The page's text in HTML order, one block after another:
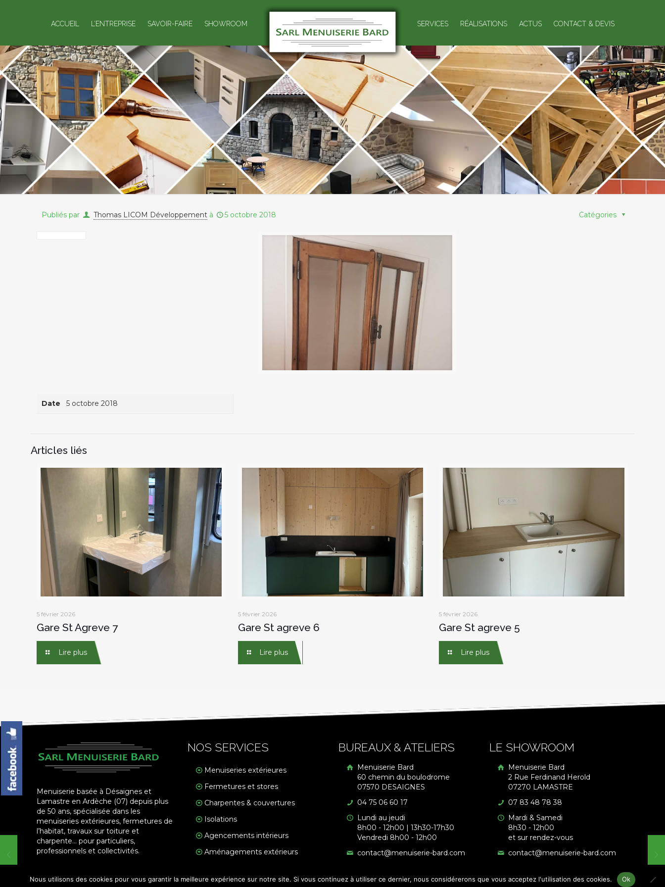
ACCUEIL L’ENTREPRISE SAVOIR-FAIRE SHOWROOM SERVICES RÉALISATIONS ACTUS CONTACT & DEVIS
Publiés par Thomas LICOM Développement à 5 octobre 2018 Catégories
Date 5 octobre 2018
Articles liés
5 février 2026
Gare St Agreve 7
Lire plus
5 février 2026
Gare St agreve 6
Lire plus
5 février 2026
Gare St agreve 5
Lire plus
Menuiserie basée à Désaignes et
Lamastre en Ardèche (07) depuis plus
de 50 ans, spécialisée dans les
menuiseries extérieures, fermetures de
l’habitat, travaux sur toiture et
charpente… pour particuliers,
professionnels et collectivités.
NOS SERVICES
Menuiseries extérieures
Fermetures et stores
Charpentes & couvertures
Isolations
Agencements intérieurs
Aménagements extérieurs
BUREAUX & ATELIERS
Menuiserie Bard
60 chemin du boulodrome
07570 DESAIGNES
04 75 06 60 17
Lundi au jeudi
8h00 - 12h00 | 13h30-17h30
Vendredi 8h00 - 12h00
contact@menuiserie-bard.com
LE SHOWROOM
Menuiserie Bard
2 Rue Ferdinand Herold
07270 LAMASTRE
07 83 48 78 38
Mardi & Samedi
8h30 - 12h00
et sur rendez-vous
contact@menuiserie-bard.com
© 2018 Menuiserie Bard. Tous droites réservés - Réalisé parLicom Développement|Mentions Légales |RGPD
Nous utilisons des cookies pour vous garantir la meilleure expérience sur notre site. Si vous continuez à utiliser ce dernier, nous considérerons que vous acceptez l'utilisation des cookies. Ok